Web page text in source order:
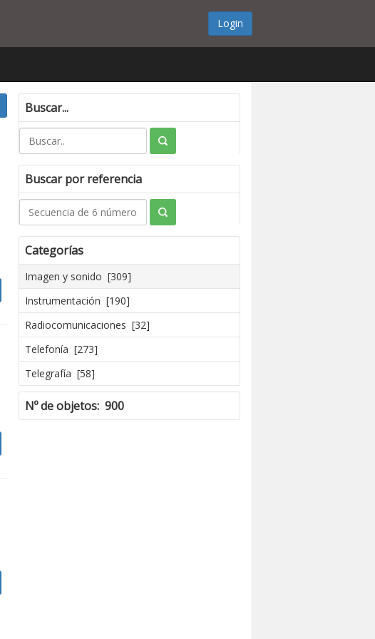
Login
Buscar...
Buscar por referencia
Categorías
Imagen y sonido [309]
Instrumentación [190]
Radiocomunicaciones [32]
Telefonía [273]
Telegrafía [58]
Nº de objetos: 900